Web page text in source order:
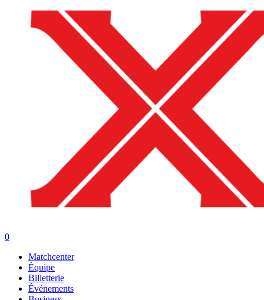
search
account
0
Matchcenter
Équipe
Billetterie
Événements